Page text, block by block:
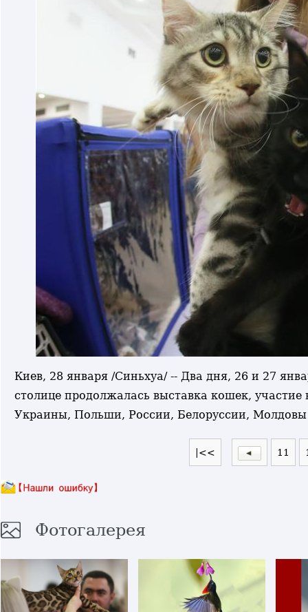
Киев, 28 января /Синьхуа/ -- Два дня, 26 и 27
столице продолжалась выставка кошек,
Украины, Польши, России, Белоруссии, Молдовы
|<< 11
Фотогалерея